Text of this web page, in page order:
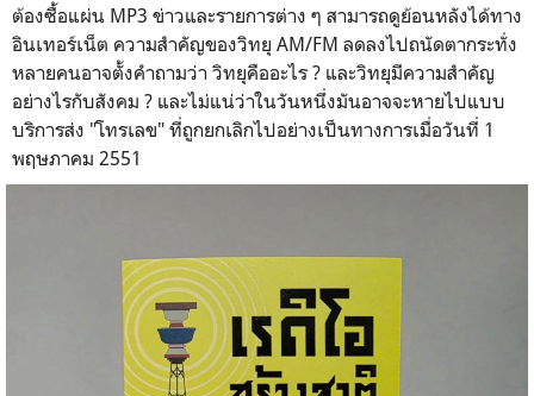
ต้องซื้อแผ่น MP3 ข่าวและรายการต่าง ๆ สามารถดูย้อนหลังได้ทาง
อินเทอร์เน็ต ความสำคัญของวิทยุ AM/FM ลดลงไปถนัดตากระทั่ง
หลายคนอาจตั้งคำถามว่า วิทยุคืออะไร ? และวิทยุมีความสำคัญ
อย่างไรกับสังคม ? และไม่แน่ว่าในวันหนึ่งมันอาจจะหายไปแบบ
บริการส่ง "โทรเลข" ที่ถูกยกเลิกไปอย่างเป็นทางการเมื่อวันที่ 1
พฤษภาคม 2551